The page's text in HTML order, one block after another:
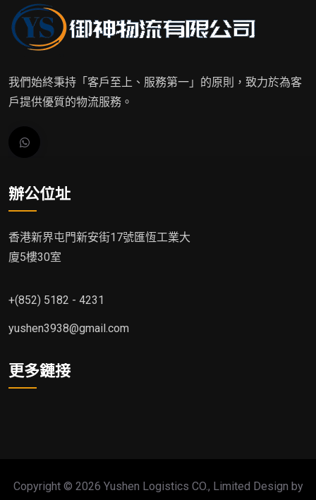
我們始終秉持「客戶至上、服務第一」的原則，致力於為客
戶提供優質的物流服務。
辦公位址
香港新界屯門新安街17號匯恆工業大
廈5樓30室
+(852) 5182 - 4231
yushen3938@gmail.com
更多鏈接
Copyright © 2026 Yushen Logistics CO., Limited Design by